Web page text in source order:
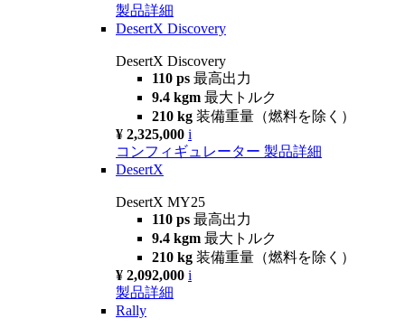
製品詳細
DesertX Discovery
DesertX Discovery
110 ps 最高出力
9.4 kgm 最大トルク
210 kg 装備重量（燃料を除く）
¥ 2,325,000 i
コンフィギュレーター 製品詳細
DesertX
DesertX MY25
110 ps 最高出力
9.4 kgm 最大トルク
210 kg 装備重量（燃料を除く）
¥ 2,092,000 i
製品詳細
Rally